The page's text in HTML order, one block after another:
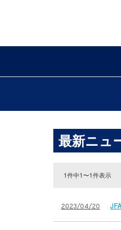
最新ニュ
1件中1〜1件表示
2023/04/20